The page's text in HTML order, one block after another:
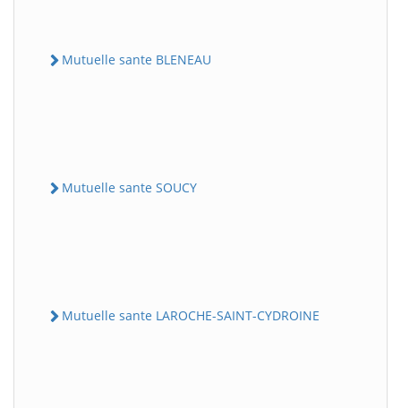
Mutuelle sante BLENEAU
Mutuelle sante SOUCY
Mutuelle sante LAROCHE-SAINT-CYDROINE